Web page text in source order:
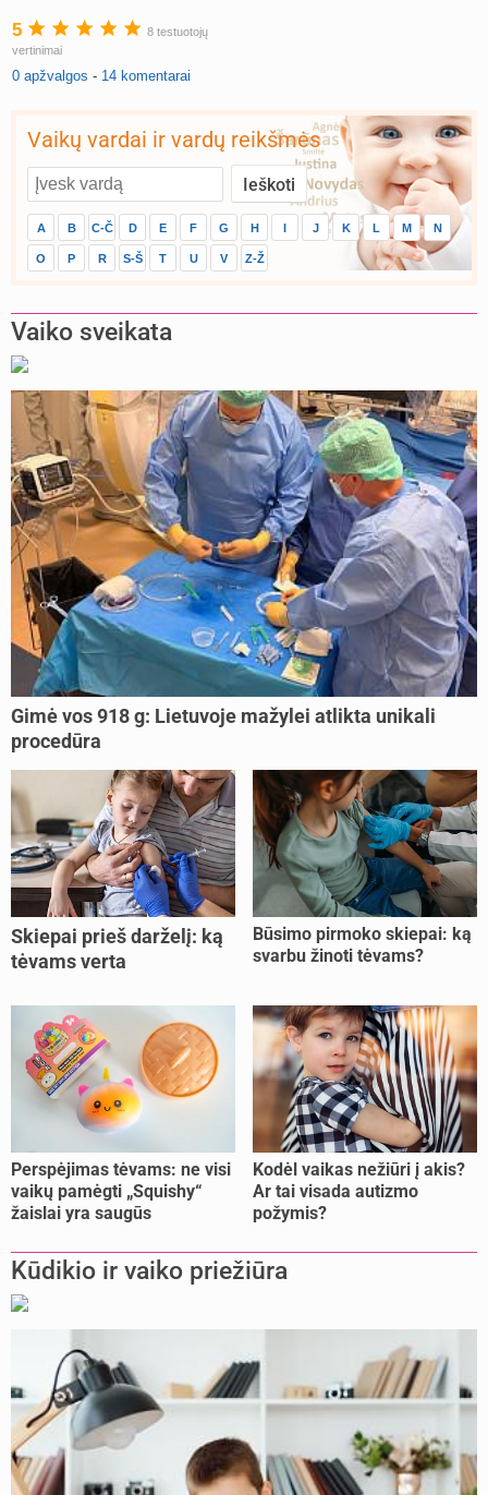
5
8 testuotojų
vertinimai
0 apžvalgos - 14 komentarai
Vaikų vardai ir vardų reikšmės
A B C-Č D E F G H I J K L M N
O P R S-Š T U V Z-Ž
Vaiko sveikata
Gimė vos 918 g: Lietuvoje mažylei atlikta unikali
procedūra
Skiepai prieš darželį: ką
tėvams verta
Būsimo pirmoko skiepai: ką
svarbu žinoti tėvams?
Perspėjimas tėvams: ne visi
vaikų pamėgti „Squishy“
žaislai yra saugūs
Kodėl vaikas nežiūri į akis?
Ar tai visada autizmo
požymis?
Kūdikio ir vaiko priežiūra